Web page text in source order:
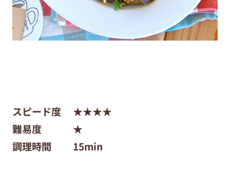
スピード度★★★★
難易度 ★
調理時間 15min